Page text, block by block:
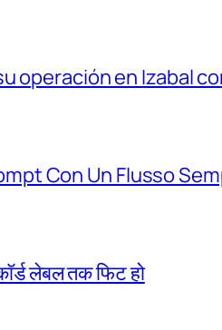
operación en Izabal
Con Un Flusso
लेबल तक फिट हो